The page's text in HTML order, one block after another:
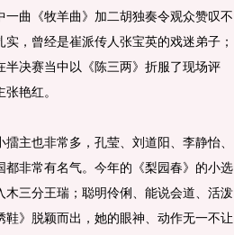
曲《牧羊曲》加二胡独奏令观众赞叹不
，曾经是崔派传人张宝英的戏迷弟子；
决赛当中以《陈三两》折服了现场评
艳红。
也非常多，孔莹、刘道阳、李静怡、
非常有名气。今年的《梨园春》的小选
三分王瑞；聪明伶俐、能说会道、活泼
》脱颖而出，她的眼神、动作无一不让